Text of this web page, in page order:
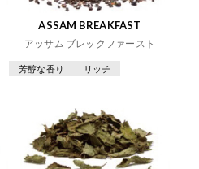
ASSAM BREAKFAST
アッサム ブレックファースト
芳醇な香り リッチ